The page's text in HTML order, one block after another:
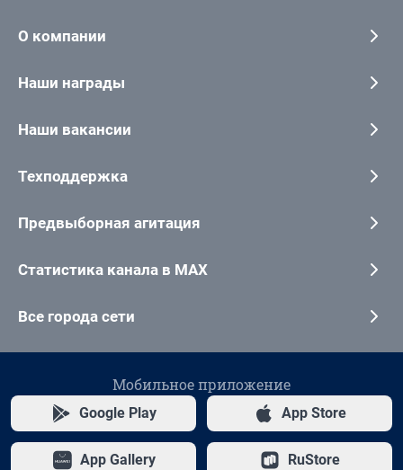
О компании
Наши награды
Наши вакансии
Техподдержка
Предвыборная агитация
Статистика канала в MAX
Все города сети
Мобильное приложение
Google Play App Store
App Gallery RuStore